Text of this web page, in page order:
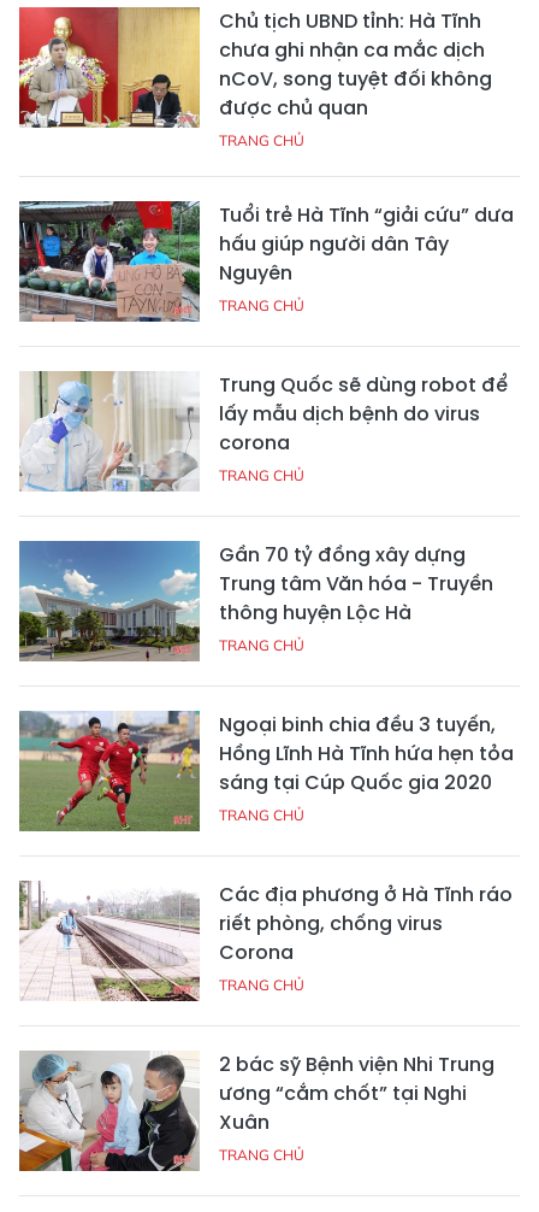
Chủ tịch UBND tỉnh: Hà Tĩnh
chưa ghi nhận ca mắc dịch
nCoV, song tuyệt đối không
được chủ quan
TRANG CHỦ
Tuổi trẻ Hà Tĩnh “giải cứu” dưa
hấu giúp người dân Tây
Nguyên
TRANG CHỦ
Trung Quốc sẽ dùng robot để
lấy mẫu dịch bệnh do virus
corona
TRANG CHỦ
Gần 70 tỷ đồng xây dựng
Trung tâm Văn hóa - Truyền
thông huyện Lộc Hà
TRANG CHỦ
Ngoại binh chia đều 3 tuyến,
Hồng Lĩnh Hà Tĩnh hứa hẹn tỏa
sáng tại Cúp Quốc gia 2020
TRANG CHỦ
Các địa phương ở Hà Tĩnh ráo
riết phòng, chống virus
Corona
TRANG CHỦ
2 bác sỹ Bệnh viện Nhi Trung
ương “cắm chốt” tại Nghi
Xuân
TRANG CHỦ